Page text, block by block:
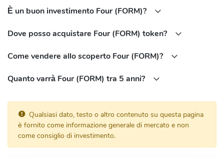
È un buon investimento Four (FORM)?
Dove posso acquistare Four (FORM) token?
Come vendere allo scoperto Four (FORM)?
Quanto varrà Four (FORM) tra 5 anni?
Qualsiasi dato, testo o altro contenuto su questa pagina
è fornito come informazione generale di mercato e non
come consiglio di investimento.